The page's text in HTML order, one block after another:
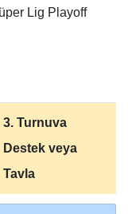
Lig Playoff
3. Turnuva
Destek veya
Tavla